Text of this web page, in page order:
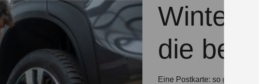
die
Eine Postkarte: so groß ist